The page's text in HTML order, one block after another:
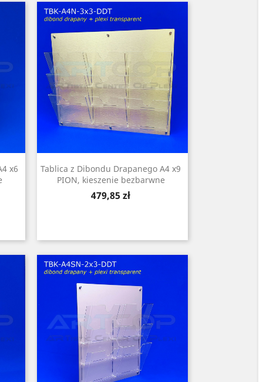
x6
Tablica z Dibondu Drapanego A4 x9
PION, kieszenie bezbarwne
Cena
479,85 zł